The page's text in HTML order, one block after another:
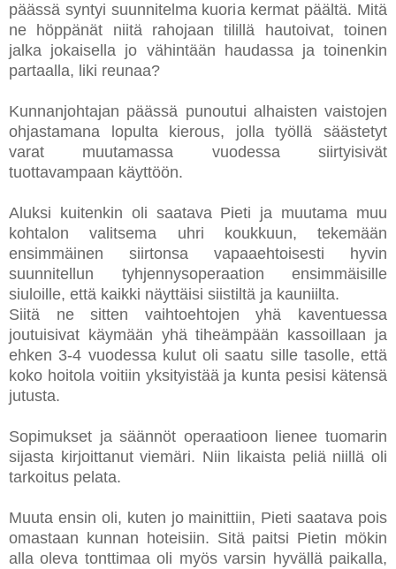
päässä syntyi suunnitelma kuoria kermat päältä. Mitä
ne höppänät niitä rahojaan tilillä hautoivat, toinen
jalka jokaisella jo vähintään haudassa ja toinenkin
partaalla, liki reunaa?
Kunnanjohtajan päässä punoutui alhaisten vaistojen
ohjastamana lopulta kierous, jolla työllä säästetyt
varat muutamassa vuodessa siirtyisivät
tuottavampaan käyttöön.
Aluksi kuitenkin oli saatava Pieti ja muutama muu
kohtalon valitsema uhri koukkuun, tekemään
ensimmäinen siirtonsa vapaaehtoisesti hyvin
suunnitellun tyhjennysoperaation ensimmäisille
siuloille, että kaikki näyttäisi siistiltä ja kauniilta.
Siitä ne sitten vaihtoehtojen yhä kaventuessa
joutuisivat käymään yhä tiheämpään kassoillaan ja
ehken 3-4 vuodessa kulut oli saatu sille tasolle, että
koko hoitola voitiin yksityistää ja kunta pesisi kätensä
jutusta.
Sopimukset ja säännöt operaatioon lienee tuomarin
sijasta kirjoittanut viemäri. Niin likaista peliä niillä oli
tarkoitus pelata.
Muuta ensin oli, kuten jo mainittiin, Pieti saatava pois
omastaan kunnan hoteisiin. Sitä paitsi Pietin mökin
alla oleva tonttimaa oli myös varsin hyvällä paikalla,